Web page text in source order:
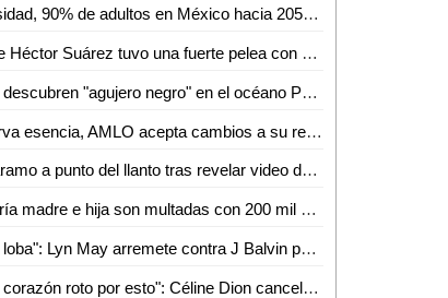
Con obesidad, 90% de adultos en México hacia 2050, alertan
El día que Héctor Suárez tuvo una fuerte pelea con su hijo: "Nos dejamos de hablar"
Usuarios descubren "agujero negro" en el océano Pacífico a través de Google Maps
Si conserva esencia, AMLO acepta cambios a su reforma eléctrica
David Páramo a punto del llanto tras revelar video de su rescate en accidente
Por brujería madre e hija son multadas con 200 mil en pesos en Chiapas
"Soy una loba": Lyn May arremete contra J Balvin por su polémica canción "Perra"; video se hace viral
"Tengo el corazón roto por esto": Céline Dion cancela conciertos tras sufrir ataque de espasmos